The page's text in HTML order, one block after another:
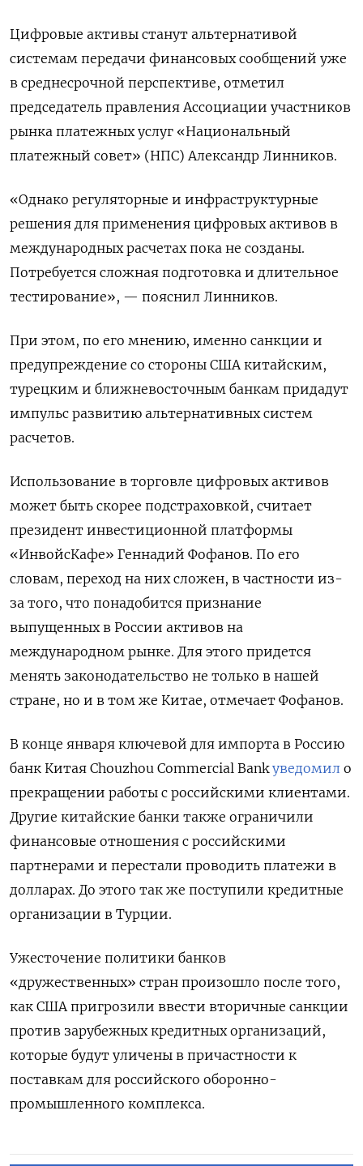
Цифровые активы станут альтернативой
системам передачи финансовых сообщений уже
в среднесрочной перспективе, отметил
председатель правления Ассоциации участников
рынка платежных услуг «Национальный
платежный совет» (НПС) Александр Линников.
«Однако регуляторные и инфраструктурные
решения для применения цифровых активов в
международных расчетах пока не созданы.
Потребуется сложная подготовка и длительное
тестирование», — пояснил Линников.
При этом, по его мнению, именно санкции и
предупреждение со стороны США китайским,
турецким и ближневосточным банкам придадут
импульс развитию альтернативных систем
расчетов.
Использование в торговле цифровых активов
может быть скорее подстраховкой, считает
президент инвестиционной платформы
«ИнвойсКафе» Геннадий Фофанов. По его
словам, переход на них сложен, в частности из-
за того, что понадобится признание
выпущенных в России активов на
международном рынке. Для этого придется
менять законодательство не только в нашей
стране, но и в том же Китае, отмечает Фофанов.
В конце января ключевой для импорта в Россию
банк Китая Chouzhou Commercial Bank уведомил о
прекращении работы с российскими клиентами.
Другие китайские банки также ограничили
финансовые отношения с российскими
партнерами и перестали проводить платежи в
долларах. До этого так же поступили кредитные
организации в Турции.
Ужесточение политики банков
«дружественных» стран произошло после того,
как США пригрозили ввести вторичные санкции
против зарубежных кредитных организаций,
которые будут уличены в причастности к
поставкам для российского оборонно-
промышленного комплекса.